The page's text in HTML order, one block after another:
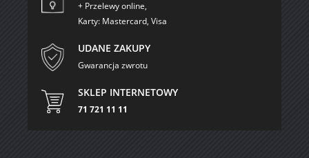
+ Przelewy online,
Karty: Mastercard, Visa
UDANE ZAKUPY
Gwarancja zwrotu
SKLEP INTERNETOWY
71 721 11 11